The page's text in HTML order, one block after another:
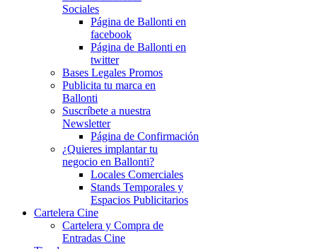
Sociales
Página de Ballonti en
facebook
Página de Ballonti en
twitter
Bases Legales Promos
Publicita tu marca en
Ballonti
Suscríbete a nuestra
Newsletter
Página de Confirmación
¿Quieres implantar tu
negocio en Ballonti?
Locales Comerciales
Stands Temporales y
Espacios Publicitarios
Cartelera Cine
Cartelera y Compra de
Entradas Cine